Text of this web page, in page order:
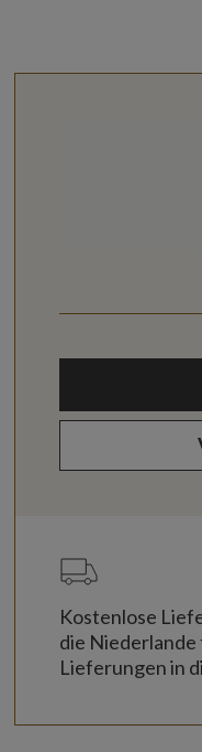
Kostenlose
die
Lieferungen in